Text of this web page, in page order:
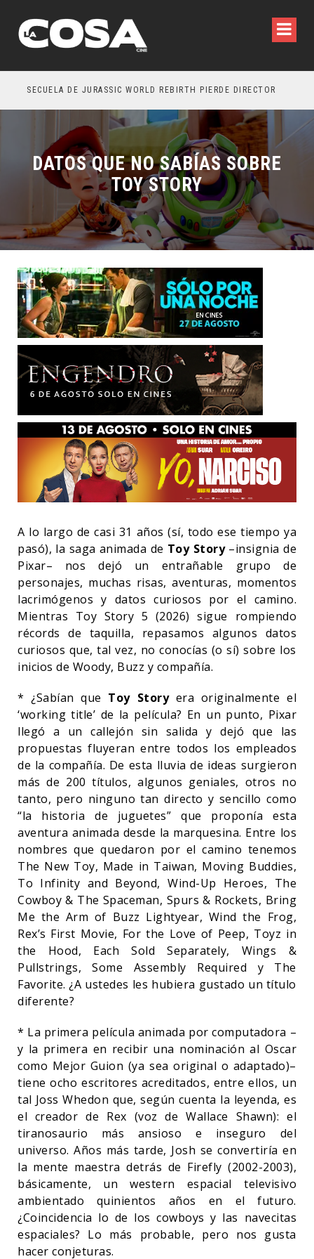
SECUELA DE JURASSIC WORLD REBIRTH PIERDE DIRECTOR
DATOS QUE NO SABÍAS SOBRE
TOY STORY
A lo largo de casi 31 años (sí, todo ese tiempo ya
pasó), la saga animada de Toy Story–insignia de
Pixar– nos dejó un entrañable grupo de
personajes, muchas risas, aventuras, momentos
lacrimógenos y datos curiosos por el camino.
Mientras Toy Story 5 (2026) sigue rompiendo
récords de taquilla, repasamos algunos datos
curiosos que, tal vez, no conocías (o sí) sobre los
inicios de Woody, Buzz y compañía.
* ¿Sabían que Toy Storyera originalmente el
‘working title’ de la película? En un punto, Pixar
llegó a un callejón sin salida y dejó que las
propuestas fluyeran entre todos los empleados
de la compañía. De esta lluvia de ideas surgieron
más de 200 títulos, algunos geniales, otros no
tanto, pero ninguno tan directo y sencillo como
“la historia de juguetes” que proponía esta
aventura animada desde la marquesina. Entre los
nombres que quedaron por el camino tenemos
The New Toy, Made in Taiwan, Moving Buddies,
To Infinity and Beyond, Wind-Up Heroes, The
Cowboy & The Spaceman, Spurs & Rockets, Bring
Me the Arm of Buzz Lightyear, Wind the Frog,
Rex’s First Movie, For the Love of Peep, Toyz in
the Hood, Each Sold Separately, Wings &
Pullstrings, Some Assembly Required y The
Favorite. ¿A ustedes les hubiera gustado un título
diferente?
* La primera película animada por computadora –
y la primera en recibir una nominación al Oscar
como Mejor Guion (ya sea original o adaptado)–
tiene ocho escritores acreditados, entre ellos, un
tal Joss Whedon que, según cuenta la leyenda, es
el creador de Rex (voz de Wallace Shawn): el
tiranosaurio más ansioso e inseguro del
universo. Años más tarde, Josh se convertiría en
la mente maestra detrás de Firefly (2002-2003),
básicamente, un western espacial televisivo
ambientado quinientos años en el futuro.
¿Coincidencia lo de los cowboys y las navecitas
espaciales? Lo más probable, pero nos gusta
hacer conjeturas.